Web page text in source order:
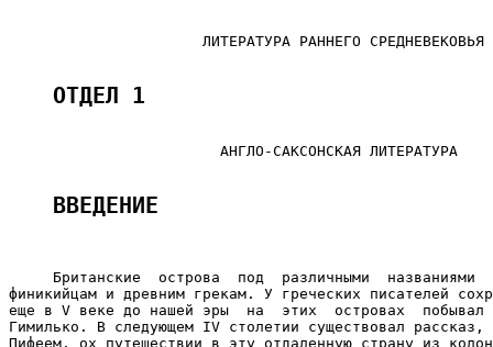
                      ЛИТЕРАТУРА РАННЕГО СРЕДНЕВЕКОВЬЯ
ОТДЕЛ 1
                        АНГЛО-САКСОНСКАЯ ЛИТЕРАТУРА
ВВЕДЕНИЕ